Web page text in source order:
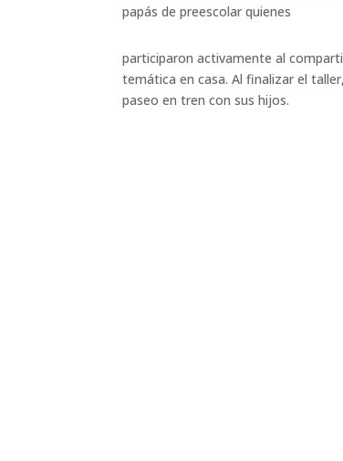
papás de preescolar quienes
participaron activamente al
temática en casa. Al finalizar el
paseo en tren con sus hijos.